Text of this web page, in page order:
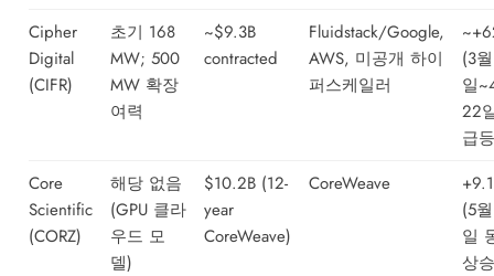
Cipher
Digital
(CIFR)
초기 168
MW; 500
MW 확장
여력
~$9.3B
contracted
Fluidstack/Google,
AWS, 미공개 하이
퍼스케일러
(3
일
22
급
Core
Scientific
(CORZ)
해당 없음
(GPU 클라
우드 모
델)
$10.2B (12-
year
CoreWeave)
CoreWeave
(5
일
상